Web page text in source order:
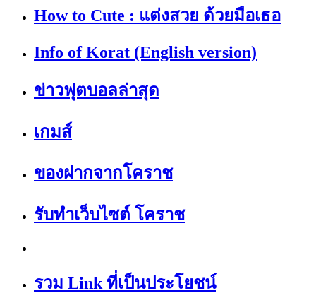
How to Cute : แต่งสวย ด้วยมือเธอ
Info of Korat (English version)
ข่าวฟุตบอลล่าสุด
เกมส์
ของฝากจากโคราช
รับทำเว็บไซต์ โคราช
รวม Link ที่เป็นประโยชน์